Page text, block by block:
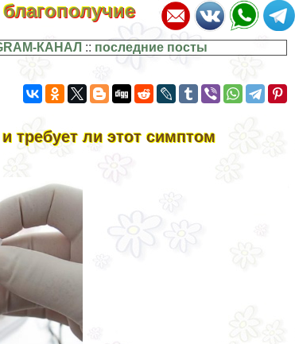
КАНАЛ :: последние посты
требует ли этот симптом